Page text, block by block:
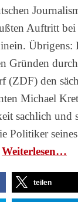
Auftritt bei
Übrigens:
Gründen
(ZDF) den
Michael
sachlich und
Politiker
Wei­ter­le­sen…
teilen